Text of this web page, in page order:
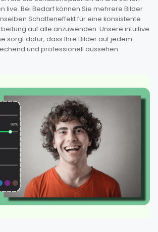
live. Bei Bedarf können Sie mehrere Bilder
Schatteneffekt für eine konsistente
auf alle anzuwenden. Unsere intuitive
sorgt dafür, dass Ihre Bilder auf jedem
und professionell aussehen.